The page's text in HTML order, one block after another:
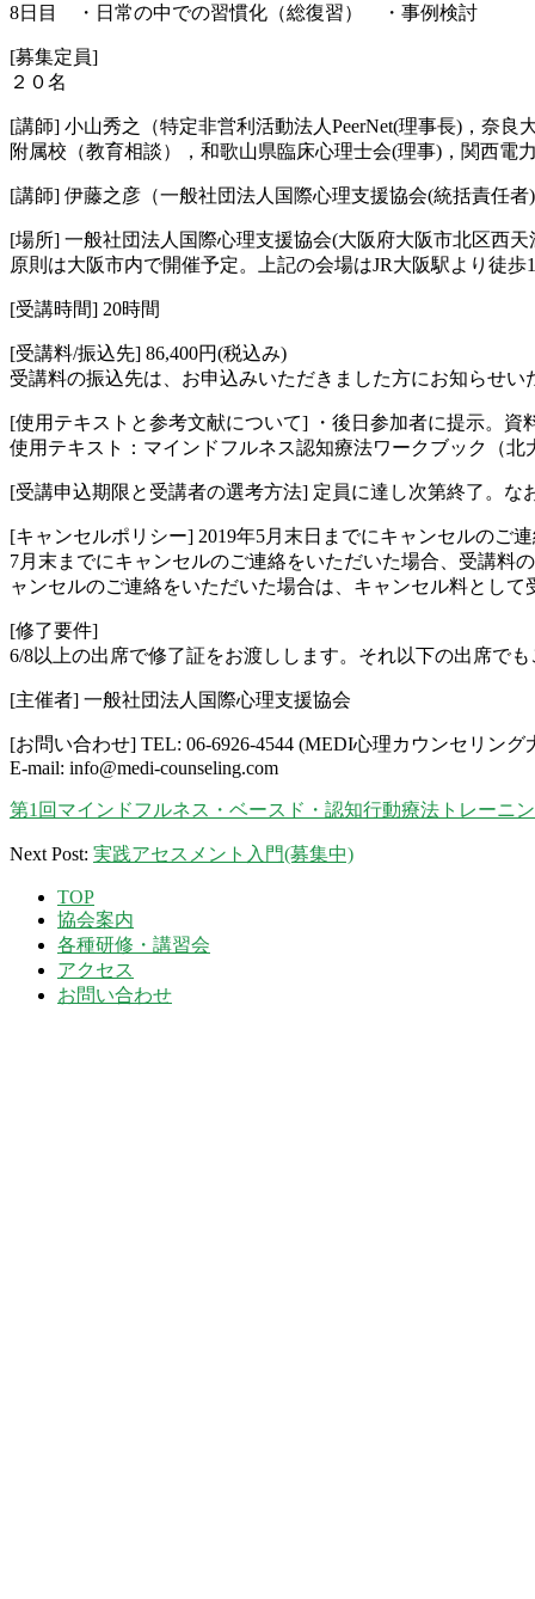
8日目 ・日常の中での習慣化（総復習） ・事例検討
[募集定員]
２０名
[講師] 小山秀之（特定非営利活動法人PeerNet(理事長)，奈
附属校（教育相談），和歌山県臨床心理士会(理事)，関西
[講師] 伊藤之彦（一般社団法人国際心理支援協会(統括責任
[場所] 一般社団法人国際心理支援協会(大阪府大阪市北区西天
原則は大阪市内で開催予定。上記の会場はJR大阪駅より徒
[受講時間] 20時間
[受講料/振込先] 86,400円(税込み)
受講料の振込先は、お申込みいただきました方にお知らせい
[使用テキストと参考文献について] ・後日参加者に提示。資
使用テキスト：マインドフルネス認知療法ワークブック（北
[受講申込期限と受講者の選考方法] 定員に達し次第終了。
[キャンセルポリシー] 2019年5月末日までにキャンセルのご
7月末までにキャンセルのご連絡をいただいた場合、受講料
ャンセルのご連絡をいただいた場合は、キャンセル料とし
[修了要件]
6/8以上の出席で修了証をお渡しします。それ以下の出席で
[主催者] 一般社団法人国際心理支援協会
[お問い合わせ] TEL: 06-6926-4544 (MEDI心理カウンセリング
E-mail: info@medi-counseling.com
第1回マインドフルネス・ベースド・認知行動療法トレーニ
2019-
Next Post: 実践アセスメント入門(募集中)
TOP
協会案内
各種研修・講習会
アクセス
お問い合わせ